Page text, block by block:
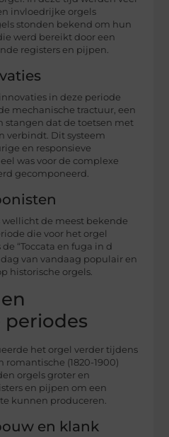
invloedrijke orgels
stonden bekend om hun
werd bereikt door een
registers en pijpen.
in deze periode
mechanische tractuur, een
stangen dat de toetsen met
verbindt. Dit systeem
en responsieve
was voor de complexe
gecomponeerd.
wellicht de meest bekende
die voor het orgel
“Toccata en fuga in d
van vandaag populair en
historische orgels.
het orgel verder tijdens
romantische (1820-1900)
orgels groter en
en pijpen om een
kunnen produceren.
en klank